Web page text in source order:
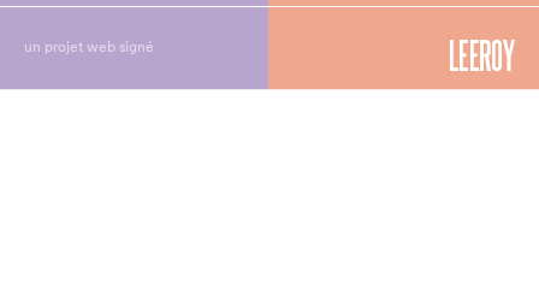
un projet web signé